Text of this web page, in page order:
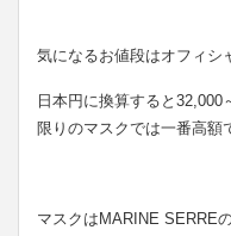
気になるお値段はオフィシ
日本円に換算すると
限りのマスクでは一番高額
マスクはMARINE SERRE